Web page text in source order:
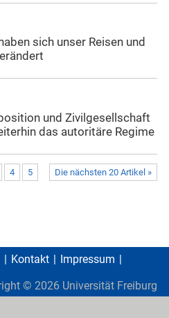
sich unser Reisen und
und Zivilgesellschaft
das autoritäre Regime
Die nächsten 20 Artikel »
4
5
Kontakt
Impressum
© 2026 Universität Freiburg